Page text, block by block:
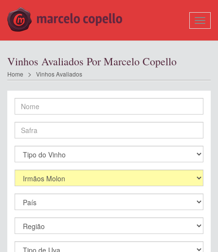
Vinhos Avaliados Por Marcelo Copello
Home Vinhos Avaliados